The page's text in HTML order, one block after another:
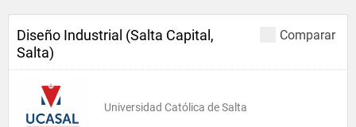
Comparar
Diseño Industrial (Salta Capital,
Salta)
Universidad Católica de Salta